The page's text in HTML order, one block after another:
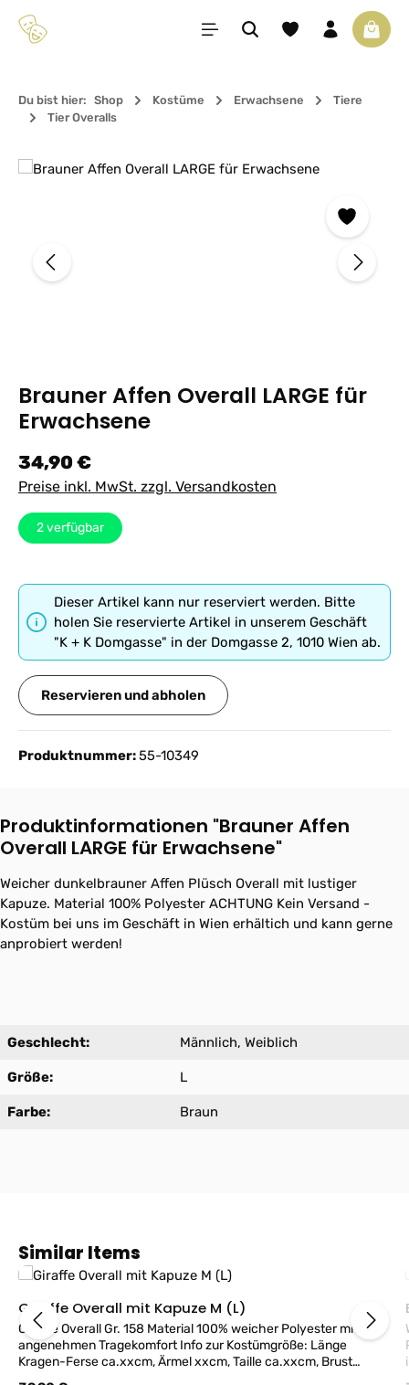
Zum Hauptinhalt springen Du hast 0 Produkte
Du bist hier: Shop Kostüme Erwachsene
Tiere
Tier Overalls
Bildergalerie überspringen
Brauner Affen Overall LARGE für
Erwachsene
Regulärer Preis:
34,90 €
Preise inkl. MwSt. zzgl. Versandkosten
2verfügbar
Dieser Artikel kann nur reserviert werden. Bitte
holen Sie reservierte Artikel in unserem Geschäft
"K + K Domgasse" in der Domgasse 2, 1010 Wien ab.
Reservieren und abholen
Produktnummer:55-10349
Produktinformationen "Brauner Affen
Overall LARGE für Erwachsene"
Weicher dunkelbrauner Affen Plüsch Overall mit lustiger
Kapuze. Material 100% Polyester ACHTUNG Kein Versand -
Kostüm bei uns im Geschäft in Wien erhältich und kann gerne
anprobiert werden!
Geschlecht: Männlich, Weiblich
Größe: L
Farbe: Braun
Produktgalerie überspringen
Similar Items
Giraffe Overall mit Kapuze M (L)
Giraffe Overall Gr. 158 Material 100% weicher Polyester mit
angenehmen Tragekomfort Info zur Kostümgröße: Länge
Kragen-Ferse ca.xxcm, Ärmel xxcm, Taille ca.xxcm, Brust